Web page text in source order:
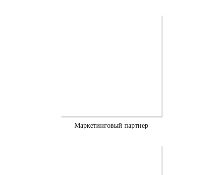
Маркетинговый партнер